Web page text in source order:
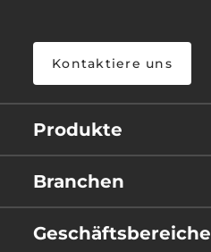
Kontaktiere uns
Produkte
Branchen
Geschäftsbereiche